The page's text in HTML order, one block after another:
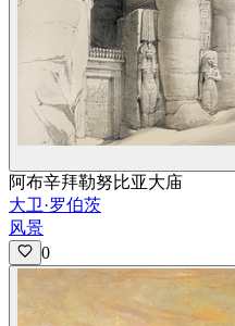
阿布辛拜勒努比亚大庙
大卫·罗伯茨
风景
0